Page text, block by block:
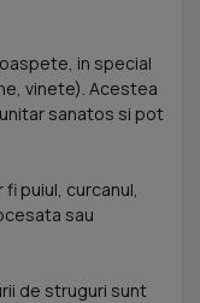
in special
vinete). Acestea
sanatos si pot
puiul, curcanul,
sau
de struguri sunt